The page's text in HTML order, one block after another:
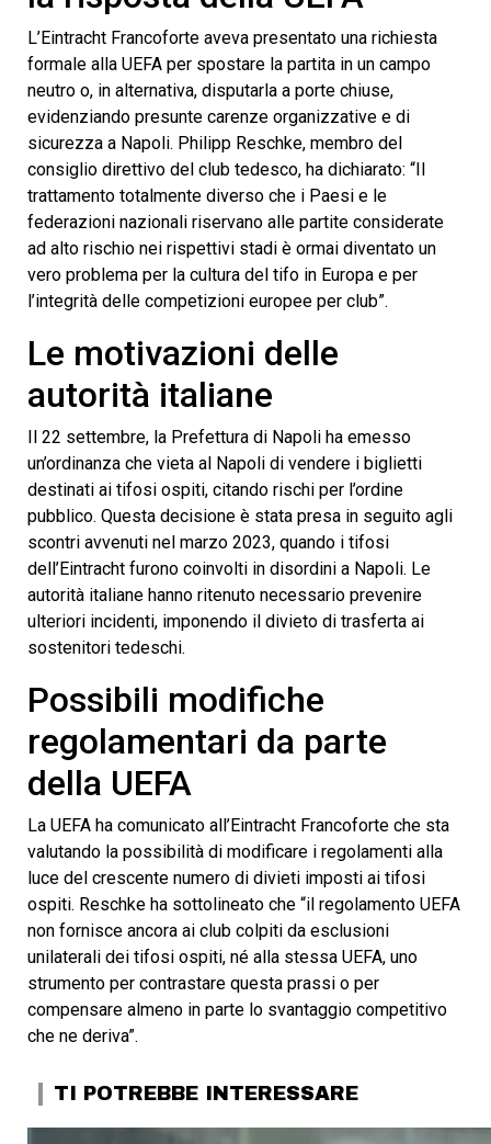
L’Eintracht Francoforte aveva presentato una richiesta
formale alla UEFA per spostare la partita in un campo
neutro o, in alternativa, disputarla a porte chiuse,
evidenziando presunte carenze organizzative e di
sicurezza a Napoli. Philipp Reschke, membro del
consiglio direttivo del club tedesco, ha dichiarato: “Il
trattamento totalmente diverso che i Paesi e le
federazioni nazionali riservano alle partite considerate
ad alto rischio nei rispettivi stadi è ormai diventato un
vero problema per la cultura del tifo in Europa e per
l’integrità delle competizioni europee per club”.
Le motivazioni delle
autorità italiane
Il 22 settembre, la Prefettura di Napoli ha emesso
un’ordinanza che vieta al Napoli di vendere i biglietti
destinati ai tifosi ospiti, citando rischi per l’ordine
pubblico. Questa decisione è stata presa in seguito agli
scontri avvenuti nel marzo 2023, quando i tifosi
dell’Eintracht furono coinvolti in disordini a Napoli. Le
autorità italiane hanno ritenuto necessario prevenire
ulteriori incidenti, imponendo il divieto di trasferta ai
sostenitori tedeschi.
Possibili modifiche
regolamentari da parte
della UEFA
La UEFA ha comunicato all’Eintracht Francoforte che sta
valutando la possibilità di modificare i regolamenti alla
luce del crescente numero di divieti imposti ai tifosi
ospiti. Reschke ha sottolineato che “il regolamento UEFA
non fornisce ancora ai club colpiti da esclusioni
unilaterali dei tifosi ospiti, né alla stessa UEFA, uno
strumento per contrastare questa prassi o per
compensare almeno in parte lo svantaggio competitivo
che ne deriva”.
TI POTREBBE INTERESSARE